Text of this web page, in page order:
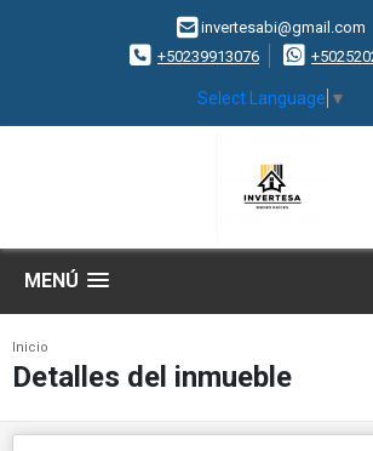
invertesabi@gmail.com
+50239913076
Select Language ▼
MENÚ
Inicio
Detalles del inmueble